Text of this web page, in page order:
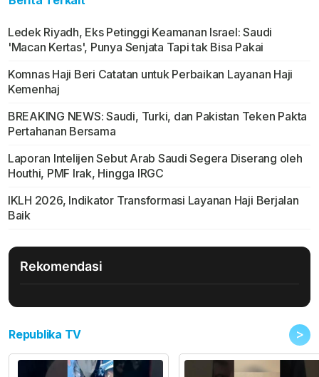
Ledek Riyadh, Eks Petinggi Keamanan Israel: Saudi
'Macan Kertas', Punya Senjata Tapi tak Bisa Pakai
Komnas Haji Beri Catatan untuk Perbaikan Layanan Haji
Kemenhaj
BREAKING NEWS: Saudi, Turki, dan Pakistan Teken Pakta
Pertahanan Bersama
Laporan Intelijen Sebut Arab Saudi Segera Diserang oleh
Houthi, PMF Irak, Hingga IRGC
IKLH 2026, Indikator Transformasi Layanan Haji Berjalan
Baik
Rekomendasi
Republika TV >